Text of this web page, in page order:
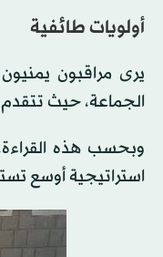
أولويات طائفية
يرى مراقبون
الجماعة، حيث تتقدم
وبحسب هذه
استراتيجية أوسع